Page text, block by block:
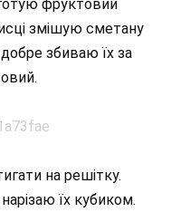
фруктовий
змішую сметану
збиваю їх за
на решітку.
їх кубиком.